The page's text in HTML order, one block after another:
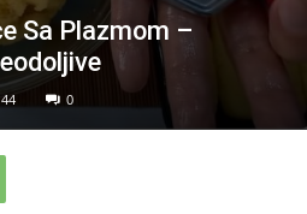
Sa Plazmom –
44 0